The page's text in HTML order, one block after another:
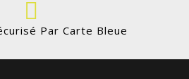
Par Carte Bleue